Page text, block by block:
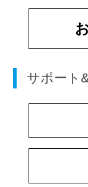
サポート